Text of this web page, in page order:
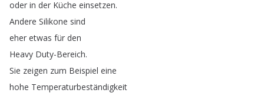
oder in der Küche einsetzen.
Andere Silikone sind
eher etwas für den
Heavy Duty-Bereich.
Sie zeigen zum Beispiel eine
hohe Temperaturbeständigkeit